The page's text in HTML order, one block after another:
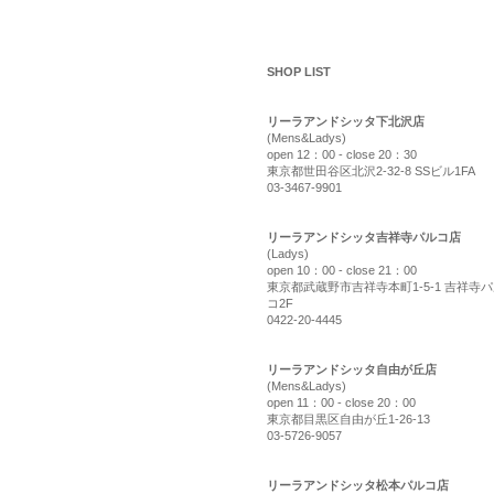
SHOP LIST
リーラアンドシッタ下北沢店
(Mens&Ladys)
open 12：00 - close 20：30
東京都世田谷区北沢2-32-8 SSビル1FA
03-3467-9901
リーラアンドシッタ吉祥寺パルコ店
(Ladys)
open 10：00 - close 21：00
東京都武蔵野市吉祥寺本町1-5-1 吉祥寺
コ2F
0422-20-4445
リーラアンドシッタ自由が丘店
(Mens&Ladys)
open 11：00 - close 20：00
東京都目黒区自由が丘1-26-13
03-5726-9057
リーラアンドシッタ松本パルコ店